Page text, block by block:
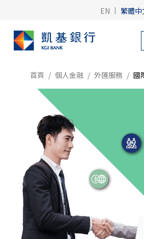
EN | 繁體中
個人金融 法人金融 關於凱基 友
個人金融首頁
外匯
外匯首頁
外匯服務
首頁 個人金融 外匯服務 國